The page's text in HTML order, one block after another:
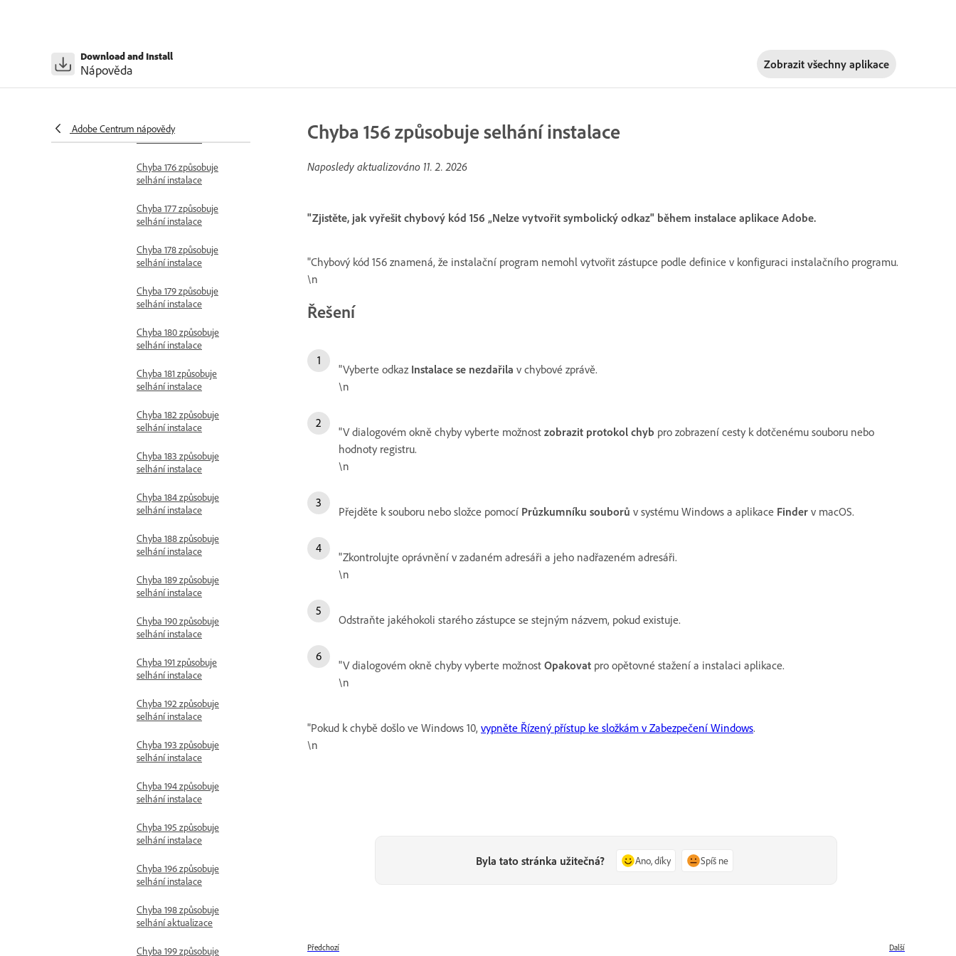
Download and Install
Nápověda Zobrazit všechny aplikace
Adobe Centrum nápovědy
selhání instalace
Chyba 171 způsobuje
selhání instalace
Chyba 176 způsobuje
selhání instalace
Chyba 177 způsobuje
selhání instalace
Chyba 178 způsobuje
selhání instalace
Chyba 179 způsobuje
selhání instalace
Chyba 180 způsobuje
selhání instalace
Chyba 181 způsobuje
selhání instalace
Chyba 182 způsobuje
selhání instalace
Chyba 183 způsobuje
selhání instalace
Chyba 184 způsobuje
selhání instalace
Chyba 188 způsobuje
selhání instalace
Chyba 189 způsobuje
selhání instalace
Chyba 190 způsobuje
selhání instalace
Chyba 191 způsobuje
selhání instalace
Chyba 192 způsobuje
selhání instalace
Chyba 193 způsobuje
selhání instalace
Chyba 194 způsobuje
selhání instalace
Chyba 195 způsobuje
selhání instalace
Chyba 196 způsobuje
selhání instalace
Chyba 198 způsobuje
selhání aktualizace
Chyba 199 způsobuje
Chyba 156 způsobuje selhání instalace
Naposledy aktualizováno 11. 2. 2026
"Zjistěte, jak vyřešit chybový kód 156 „Nelze vytvořit symbolický odkaz" během instalace aplikace Adobe.
"Chybový kód 156 znamená, že instalační program nemohl vytvořit zástupce podle definice v konfiguraci instalačního programu.
\n
Řešení
"Vyberte odkaz Instalace se nezdařila v chybové zprávě.
\n
"V dialogovém okně chyby vyberte možnost zobrazit protokol chyb pro zobrazení cesty k dotčenému souboru nebo
hodnoty registru.
\n
Přejděte k souboru nebo složce pomocí Průzkumníku souborů v systému Windows a aplikace Finder v macOS.
"Zkontrolujte oprávnění v zadaném adresáři a jeho nadřazeném adresáři.
\n
Odstraňte jakéhokoli starého zástupce se stejným názvem, pokud existuje.
"V dialogovém okně chyby vyberte možnost Opakovat pro opětovné stažení a instalaci aplikace.
\n
"Pokud k chybě došlo ve Windows 10, vypněte Řízený přístup ke složkám v Zabezpečení Windows.
\n
Byla tato stránka užitečná? Ano, díky Spíš ne
Předchozí Další